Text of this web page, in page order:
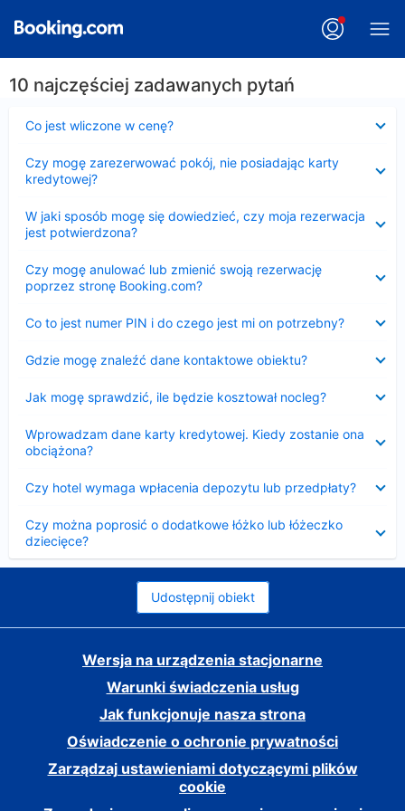
10 najczęściej zadawanych pytań
Co jest wliczone w cenę?
Czy mogę zarezerwować pokój, nie posiadając karty
kredytowej?
W jaki sposób mogę się dowiedzieć, czy moja rezerwacja
jest potwierdzona?
Czy mogę anulować lub zmienić swoją rezerwację
poprzez stronę Booking.com?
Co to jest numer PIN i do czego jest mi on potrzebny?
Gdzie mogę znaleźć dane kontaktowe obiektu?
Jak mogę sprawdzić, ile będzie kosztował nocleg?
Wprowadzam dane karty kredytowej. Kiedy zostanie ona
obciążona?
Czy hotel wymaga wpłacenia depozytu lub przedpłaty?
Czy można poprosić o dodatkowe łóżko lub łóżeczko
dziecięce?
Udostępnij obiekt
Wersja na urządzenia stacjonarne
Warunki świadczenia usług
Jak funkcjonuje nasza strona
Oświadczenie o ochronie prywatności
Zarządzaj ustawieniami dotyczącymi plików
cookie